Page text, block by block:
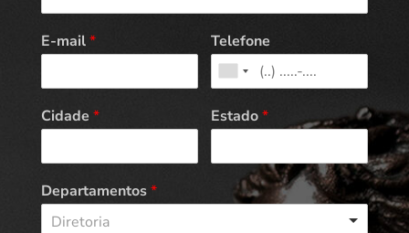
E-mail* Telefone
Cidade * Estado*
Departamentos*
Diretoria